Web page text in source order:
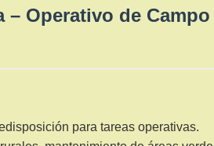
– Operativo de Campo
para tareas operativas.